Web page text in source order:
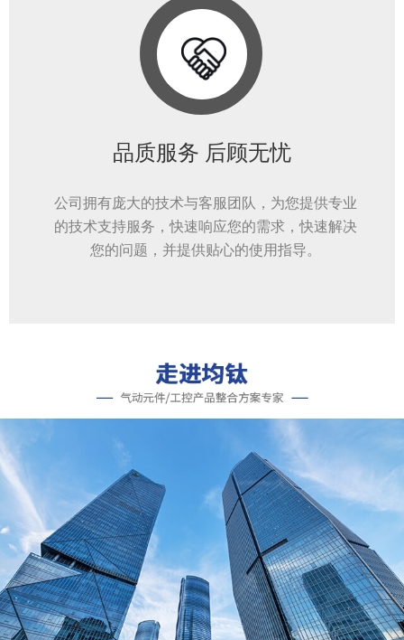
品质服务 后顾无忧
公司拥有庞大的技术与客服团队，为您提供专业
的技术支持服务，快速响应您的需求，快速解决
您的问题，并提供贴心的使用指导。